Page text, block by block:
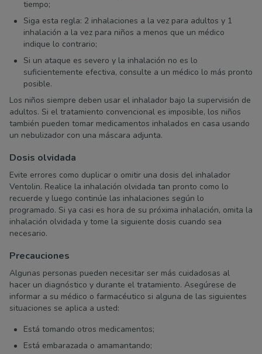
tiempo;
Siga esta regla: 2 inhalaciones a la vez para adultos y 1
inhalación a la vez para niños a menos que un médico
indique lo contrario;
Si un ataque es severo y la inhalación no es lo
suficientemente efectiva, consulte a un médico lo más pronto
posible.
Los niños siempre deben usar el inhalador bajo la supervisión de
adultos. Si el tratamiento convencional es imposible, los niños
también pueden tomar medicamentos inhalados en casa usando
un nebulizador con una máscara adjunta.
Dosis olvidada
Evite errores como duplicar o omitir una dosis del inhalador
Ventolin. Realice la inhalación olvidada tan pronto como lo
recuerde y luego continúe las inhalaciones según lo
programado. Si ya casi es hora de su próxima inhalación, omita la
inhalación olvidada y tome la siguiente dosis cuando sea
necesario.
Precauciones
Algunas personas pueden necesitar ser más cuidadosas al
hacer un diagnóstico y durante el tratamiento. Asegúrese de
informar a su médico o farmacéutico si alguna de las siguientes
situaciones se aplica a usted:
Está tomando otros medicamentos;
Está embarazada o amamantando;